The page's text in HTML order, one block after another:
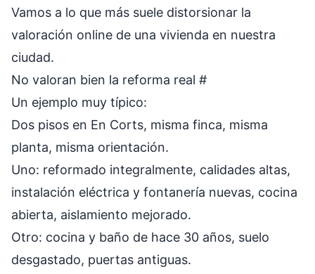
Vamos a lo que más suele distorsionar la
valoración online de una vivienda en nuestra
ciudad.
No valoran bien la reforma real #
Un ejemplo muy típico:
Dos pisos en En Corts, misma finca, misma
planta, misma orientación.
Uno: reformado integralmente, calidades altas,
instalación eléctrica y fontanería nuevas, cocina
abierta, aislamiento mejorado.
Otro: cocina y baño de hace 30 años, suelo
desgastado, puertas antiguas.